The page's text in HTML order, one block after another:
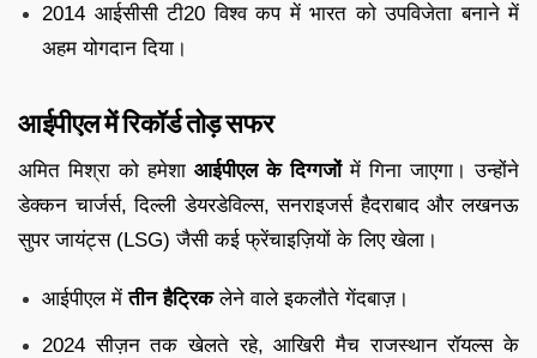
2014 आईसीसी टी20 विश्व कप में भारत को उपविजेता बनाने में
अहम योगदान दिया।
आईपीएल में रिकॉर्ड तोड़ सफर
अमित मिश्रा को हमेशा आईपीएल के दिग्गजोंमें गिना जाएगा। उन्होंने
डेक्कन चार्जर्स, दिल्ली डेयरडेविल्स, सनराइजर्स हैदराबाद और लखनऊ
सुपर जायंट्स (LSG) जैसी कई फ्रेंचाइज़ियों के लिए खेला।
आईपीएल मेंतीन हैट्रिकलेने वाले इकलौते गेंदबाज़।
2024 सीज़न तक खेलते रहे, आखिरी मैच राजस्थान रॉयल्स के